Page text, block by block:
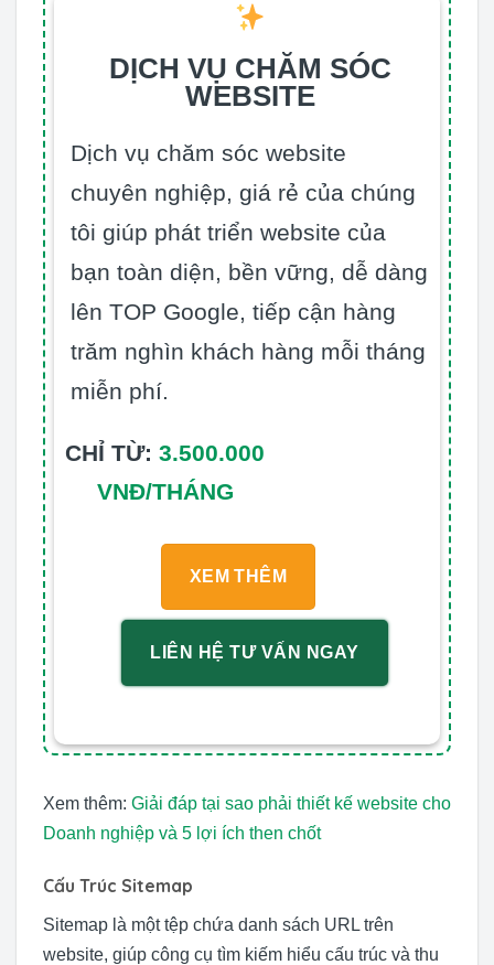
DỊCH VỤ CHĂM SÓC
WEBSITE
Dịch vụ chăm sóc website
chuyên nghiệp, giá rẻ của chúng
tôi giúp phát triển website của
bạn toàn diện, bền vững, dễ dàng
lên TOP Google, tiếp cận hàng
trăm nghìn khách hàng mỗi tháng
miễn phí.
CHỈ TỪ: 3.500.000
VNĐ/THÁNG
XEM THÊM
LIÊN HỆ TƯ VẤN NGAY
Xem thêm: Giải đáp tại sao phải thiết kế website cho
Doanh nghiệp và 5 lợi ích then chốt
Cấu Trúc Sitemap
Sitemap là một tệp chứa danh sách URL trên
website, giúp công cụ tìm kiếm hiểu cấu trúc và thu